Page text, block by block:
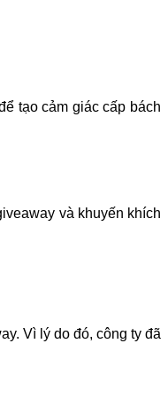
tạo cảm giác cấp bách
và khuyến khích
Vì lý do đó, công ty đã